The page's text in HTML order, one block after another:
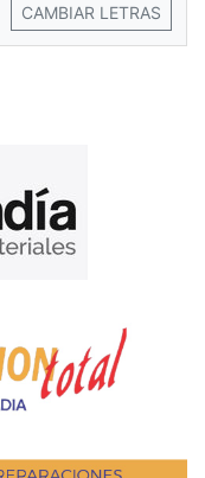
CAMBIAR LETRAS